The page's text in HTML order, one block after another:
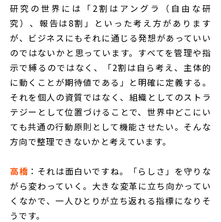
研究の世界には「2割はアングラ（自由な研
究）、報告は8割」といった考え方があります
が、ビジネスにもそれに通じる発想があっていい
のではないかと思っています。すべてを管理や指
示で縛るのではなく、「2割は自ら考え、主体的
に動くことが期待値である」と明確に定義する。
それを個人の資質ではなく、組織としてのストラ
テジーとして位置づけることで、世界中どこにい
ても共通の行動原則として機能させたい。そんな
方向で整理できないかと考えています。
高橋 ：それは面白いですね。「らしさ」を守りな
がら変わっていく。大きな変革に立ち向かってい
くなかで、一人ひとりが立ち返れる指標になりそ
うです。